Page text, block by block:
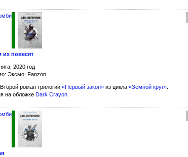
их повесят
2020 год
Эксмо: Fanzon
Второй роман трилогии «Первый закон» из цикла «Земной круг»
на обложке Dark Crayon